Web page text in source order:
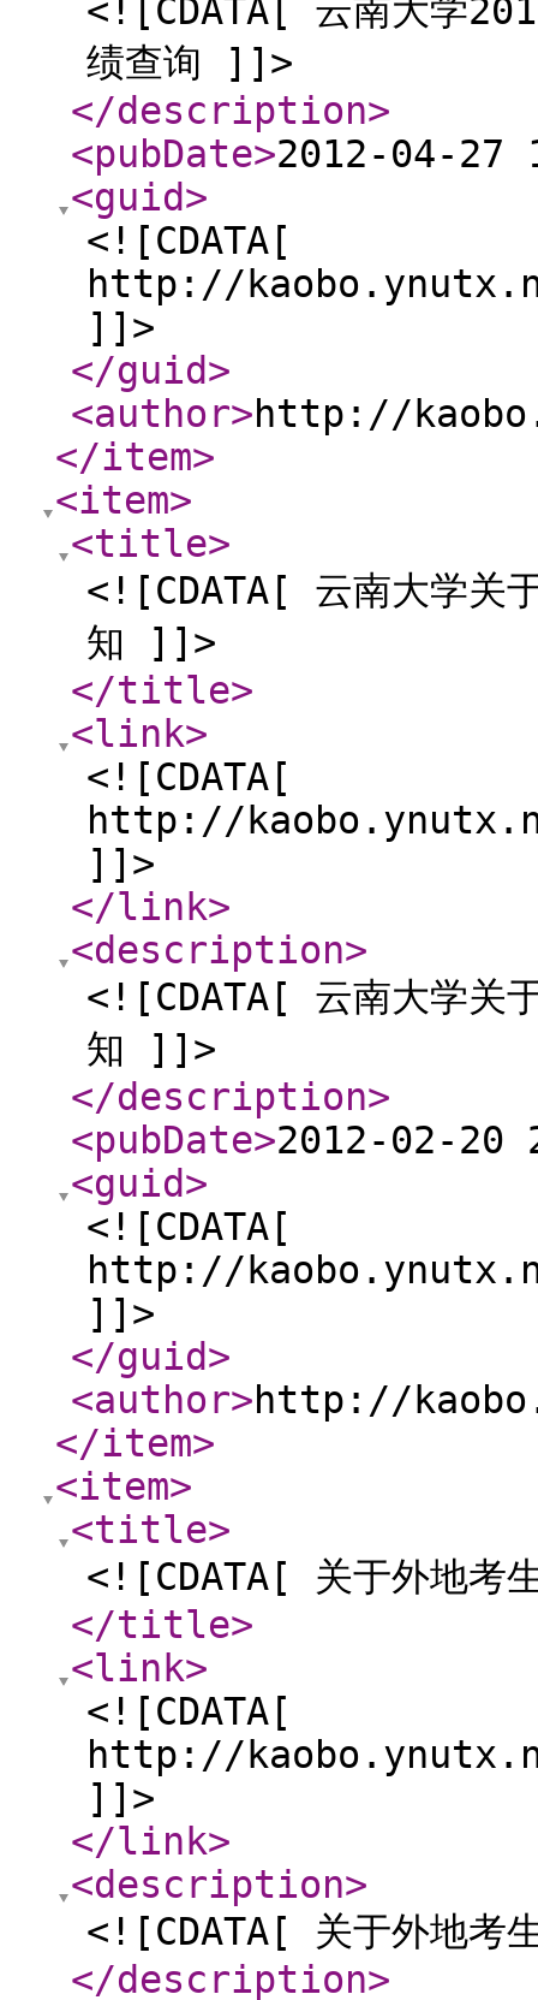
<![CDATA[ 云南大学
绩查询 ]]>
</description>
<pubDate>2012-04-27
<guid>
<![CDATA[
http://kaobo.ynutx.net/
]]>
</guid>
<author>http://
</item>
<item>
<title>
<![CDATA[ 云南大学关
知 ]]>
</title>
<link>
<![CDATA[
http://kaobo.ynutx.net/
]]>
</link>
<description>
<![CDATA[ 云南大学关
知 ]]>
</description>
<pubDate>2012-02-20
<guid>
<![CDATA[
http://kaobo.ynutx.net/
]]>
</guid>
<author>http://
</item>
<item>
<title>
<![CDATA[ 关于外地考
</title>
<link>
<![CDATA[
http://kaobo.ynutx.net/
]]>
</link>
<description>
<![CDATA[ 关于外地考
</description>